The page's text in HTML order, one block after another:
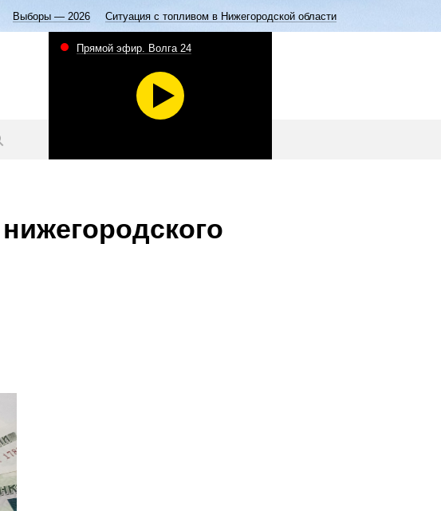
Выборы — 2026 Ситуация с топливом в Нижегородской области
Прямой эфир. Волга 24